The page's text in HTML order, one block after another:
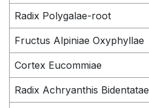
Radix Polygalae-root
Fructus Alpiniae Oxyphyllae
Cortex Eucommiae
Radix Achryanthis Bidentatae